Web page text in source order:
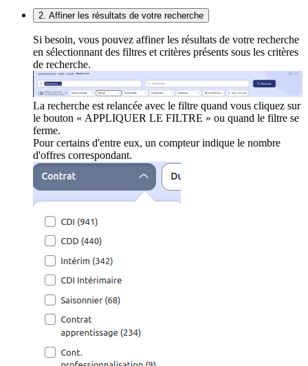
2. Affiner les résultats de votre recherche
Si besoin, vous pouvez affiner les résultats de votre recherche
en sélectionnant des filtres et critères présents sous les critères
de recherche.
La recherche est relancée avec le filtre quand vous cliquez sur
le bouton « APPLIQUER LE FILTRE » ou quand le filtre se
ferme.
Pour certains d'entre eux, un compteur indique le nombre
d'offres correspondant.